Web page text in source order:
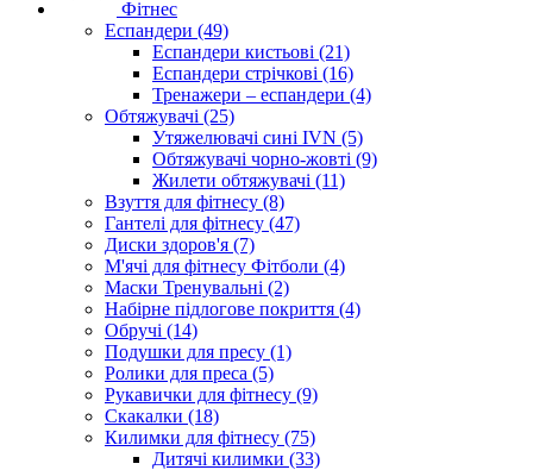
Фітнес
Еспандери (49)
Еспандери кистьові (21)
Еспандери стрічкові (16)
Тренажери – еспандери (4)
Обтяжувачі (25)
Утяжелювачі сині IVN (5)
Обтяжувачі чорно-жовті (9)
Жилети обтяжувачі (11)
Взуття для фітнесу (8)
Гантелі для фітнесу (47)
Диски здоров'я (7)
М'ячі для фітнесу Фітболи (4)
Маски Тренувальні (2)
Набірне підлогове покриття (4)
Обручі (14)
Подушки для пресу (1)
Ролики для преса (5)
Рукавички для фітнесу (9)
Скакалки (18)
Килимки для фітнесу (75)
Дитячі килимки (33)